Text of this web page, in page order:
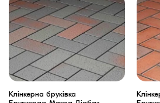
Клінкерна бруківка